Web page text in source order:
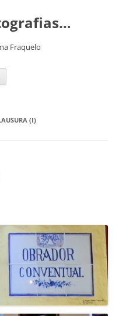
Fraquelo
(I)